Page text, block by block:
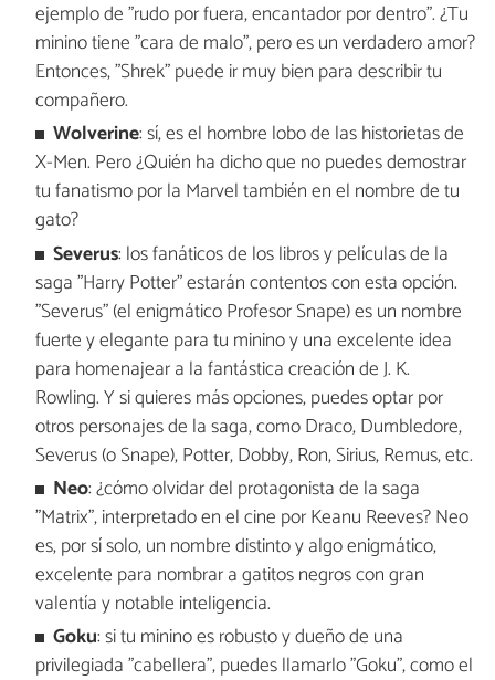
ejemplo de "rudo por fuera, encantador por dentro". ¿Tu
minino tiene "cara de malo", pero es un verdadero amor?
Entonces, "Shrek" puede ir muy bien para describir tu
compañero.
Wolverine: sí, es el hombre lobo de las historietas de
X-Men. Pero ¿Quién ha dicho que no puedes demostrar
tu fanatismo por la Marvel también en el nombre de tu
gato?
Severus: los fanáticos de los libros y películas de la
saga "Harry Potter" estarán contentos con esta opción.
"Severus" (el enigmático Profesor Snape) es un nombre
fuerte y elegante para tu minino y una excelente idea
para homenajear a la fantástica creación de J. K.
Rowling. Y si quieres más opciones, puedes optar por
otros personajes de la saga, como Draco, Dumbledore,
Severus (o Snape), Potter, Dobby, Ron, Sirius, Remus, etc.
Neo: ¿cómo olvidar del protagonista de la saga
"Matrix", interpretado en el cine por Keanu Reeves? Neo
es, por sí solo, un nombre distinto y algo enigmático,
excelente para nombrar a gatitos negros con gran
valentía y notable inteligencia.
Goku: si tu minino es robusto y dueño de una
privilegiada "cabellera", puedes llamarlo "Goku", como el